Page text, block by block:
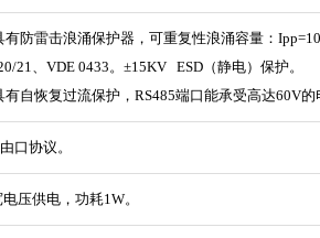
有防雷击浪涌保护器，可重复性浪涌容量：
21、VDE 0433。±15KV ESD（静电）保护。
有自恢复过流保护，RS485端口能承受高达60V的
口协议。
压供电，功耗1W。